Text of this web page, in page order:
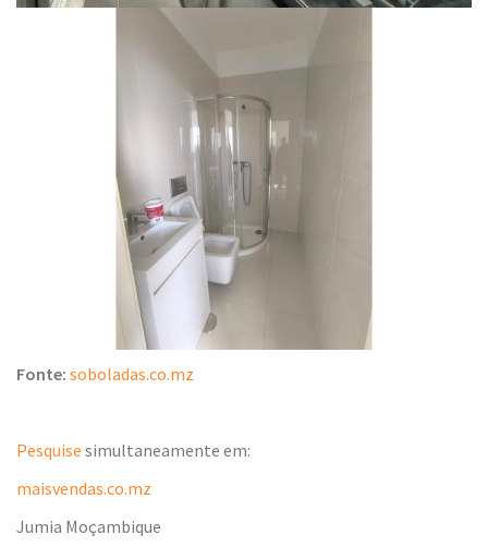
Fonte: soboladas.co.mz
Pesquise simultaneamente em:
maisvendas.co.mz
Jumia Moçambique